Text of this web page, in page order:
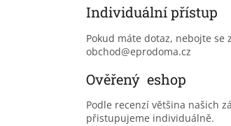
Individuální přístup
Pokud máte dotaz, nebojte se
obchod@eprodoma.cz
Ověřený eshop
Podle recenzí většina našich
přistupujeme individuálně.